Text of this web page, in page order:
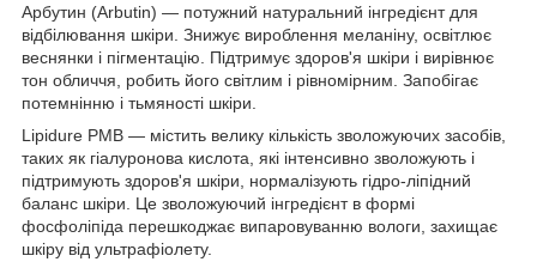
Арбутин (Arbutin) — потужний натуральний інгредієнт для
відбілювання шкіри. Знижує вироблення меланіну, освітлює
веснянки і пігментацію. Підтримує здоров'я шкіри і вирівнює
тон обличчя, робить його світлим і рівномірним. Запобігає
потемнінню і тьмяності шкіри.
Lipidure PMB — містить велику кількість зволожуючих засобів,
таких як гіалуронова кислота, які інтенсивно зволожують і
підтримують здоров'я шкіри, нормалізують гідро-ліпідний
баланс шкіри. Це зволожуючий інгредієнт в формі
фосфоліпіда перешкоджає випаровуванню вологи, захищає
шкіру від ультрафіолету.